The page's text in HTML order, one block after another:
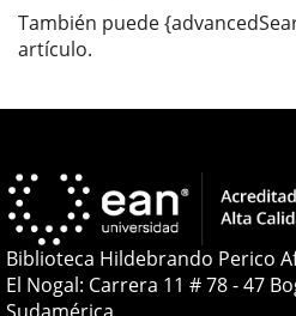
También puede
artículo.
Biblioteca Hildebrando Perico
El Nogal: Carrera 11 # 78 - 47